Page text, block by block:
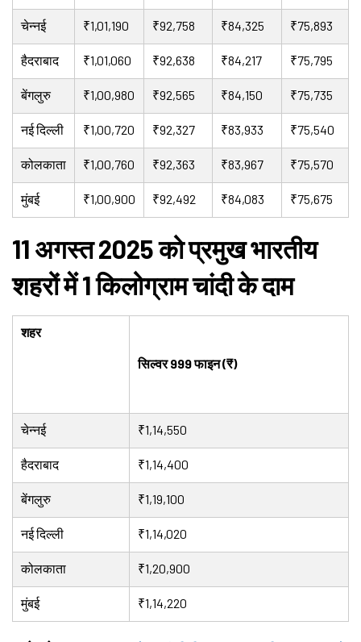
चेन्नई ₹1,01,190 ₹92,758 ₹84,325 ₹75,893
हैदराबाद ₹1,01,060 ₹92,638 ₹84,217 ₹75,795
बेंगलुरु ₹1,00,980 ₹92,565 ₹84,150 ₹75,735
नई दिल्ली ₹1,00,720 ₹92,327 ₹83,933 ₹75,540
कोलकाता ₹1,00,760 ₹92,363 ₹83,967 ₹75,570
मुंबई ₹1,00,900 ₹92,492 ₹84,083 ₹75,675
11 अगस्त 2025 को प्रमुख भारतीय
शहरों में 1 किलोग्राम चांदी के दाम
शहर
सिल्वर 999 फाइन (₹)
चेन्नई ₹1,14,550
हैदराबाद ₹1,14,400
बेंगलुरु ₹1,19,100
नई दिल्ली ₹1,14,020
कोलकाता ₹1,20,900
मुंबई ₹1,14,220